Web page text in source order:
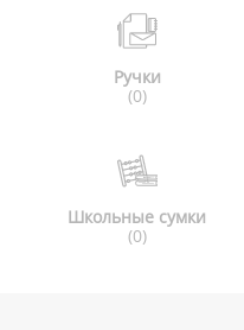
Ручки
(0)
Школьные сумки
(0)